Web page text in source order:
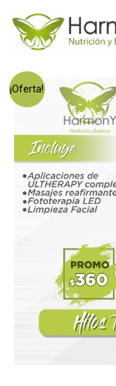
¡Oferta!